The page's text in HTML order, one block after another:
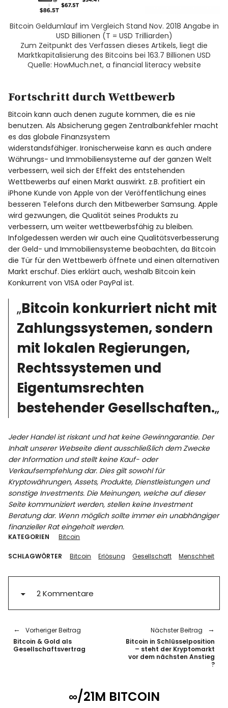
Bitcoin Geldumlauf im Vergleich Stand Nov. 2018 Angabe in
USD Billionen (T = USD Trilliarden)
Zum Zeitpunkt des Verfassen dieses Artikels, liegt die
Marktkapitalisierung des Bitcoins bei 163.7 Billionen USD
Quelle: HowMuch.net, a financial literacy website
Fortschritt durch Wettbewerb
Bitcoin kann auch denen zugute kommen, die es nie
benutzen. Als Absicherung gegen Zentralbankfehler macht
es das globale Finanzsystem
widerstandsfähiger. Ironischerweise kann es auch andere
Währungs- und Immobiliensysteme auf der ganzen Welt
verbessern, weil sich der Effekt des entstehenden
Wettbewerbs auf einen Markt auswirkt. z.B. profitiert ein
iPhone Kunde von Apple von der Veröffentlichung eines
besseren Telefons durch den Mitbewerber Samsung. Apple
wird gezwungen, die Qualität seines Produkts zu
verbessern, um weiter wettbewerbsfähig zu bleiben.
Infolgedessen werden wir auch eine Qualitätsverbesserung
der Geld- und Immobiliensysteme beobachten, da Bitcoin
die Tür für den Wettbewerb öffnete und einen alternativen
Markt erschuf. Dies erklärt auch, weshalb Bitcoin kein
Konkurrent von VISA oder PayPal ist.
„Bitcoin konkurriert nicht mit
Zahlungssystemen, sondern
mit lokalen Regierungen,
Rechtssystemen und
Eigentumsrechten
bestehender Gesellschaften.„
Jeder Handel ist riskant und hat keine Gewinngarantie. Der
Inhalt unserer Webseite dient ausschließlich dem Zwecke
der Information und stellt keine Kauf- oder
Verkaufsempfehlung dar. Dies gilt sowohl für
Kryptowährungen, Assets, Produkte, Dienstleistungen und
sonstige Investments. Die Meinungen, welche auf dieser
Seite kommuniziert werden, stellen keine Investment
Beratung dar. Wenn möglich sollte immer ein unabhängiger
finanzieller Rat eingeholt werden.
KATEGORIEN Bitcoin
SCHLAGWÖRTER Bitcoin Erlösung Gesellschaft Menschheit
2 Kommentare
Vorheriger Beitrag
Bitcoin & Gold als
Gesellschaftsvertrag
Nächster Beitrag
Bitcoin in Schlüsselposition
– steht der Kryptomarkt
vor dem nächsten Anstieg
?
∞/21M BITCOIN